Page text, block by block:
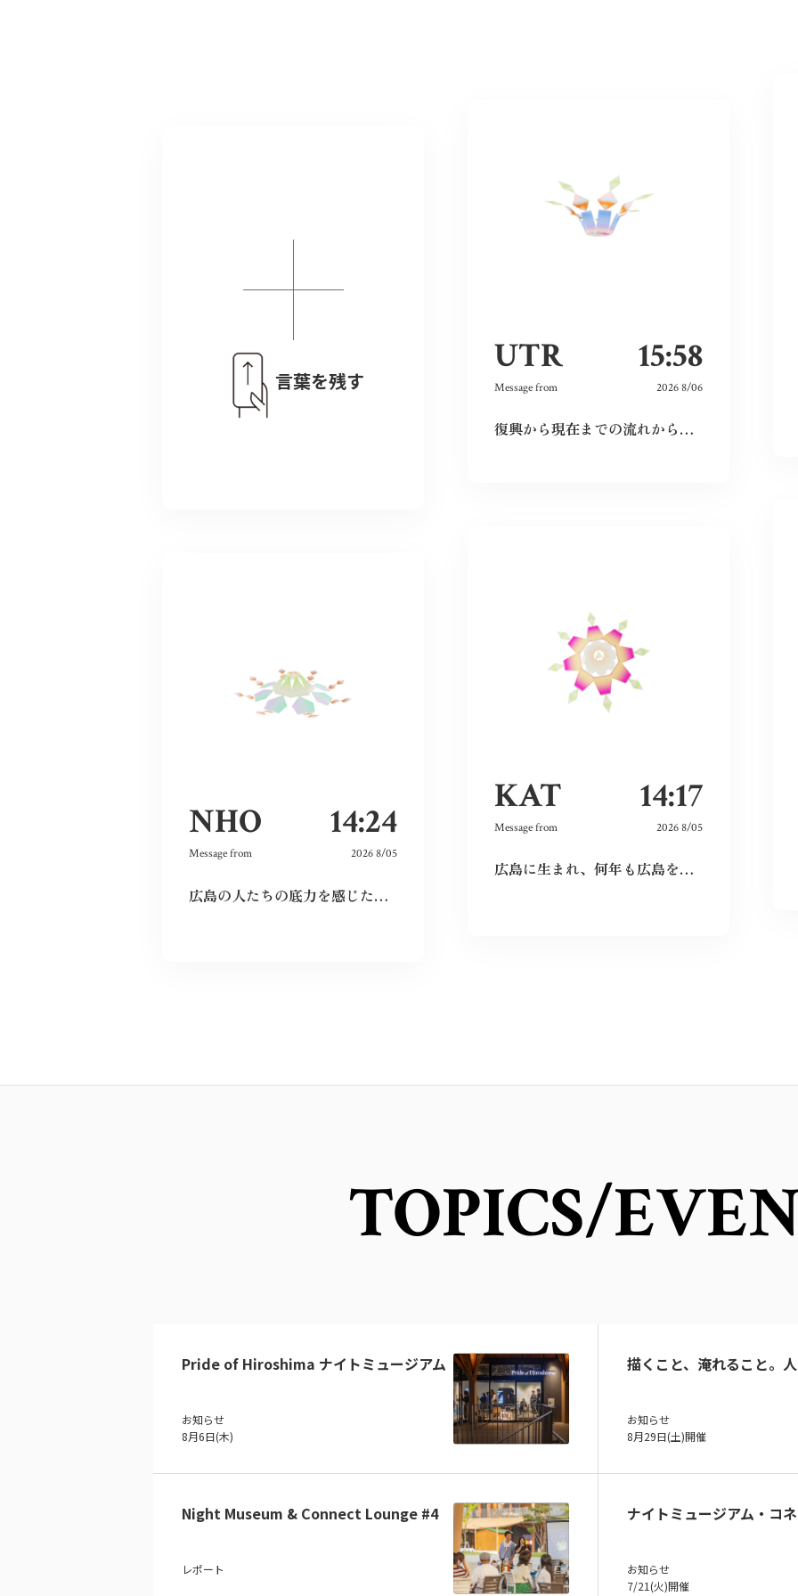
言葉を残す
UTR 15:58
Message from 2026 8/06
復興から現在までの流れから、広島という場所の力強さを感じた。
NHO 14:24
Message from 2026 8/05
広島の人たちの底力を感じた。今私たちはそれを受け継ぐことができているのだろうか。平和とは何か、問い続けたい。
KAT 14:17
Message from 2026 8/05
広島に生まれ、何年も広島を離れて過ごしたけれど、なぜか、常に広島に対する想いは持ち続けていた。
TOPICS/
Pride of Hiroshima ナイトミュージアム
お知らせ
8月6日(木)
描くこと、淹れること。
お知らせ
8月29日(土)開催
Night Museum & Connect Lounge #4
レポート
ナイトミュージアム・コ
お知らせ
7/21(火)開催